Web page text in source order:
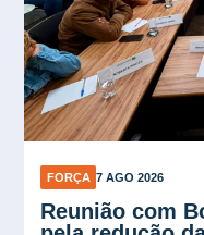
FORÇA 7 AGO 2026
Plano Verão